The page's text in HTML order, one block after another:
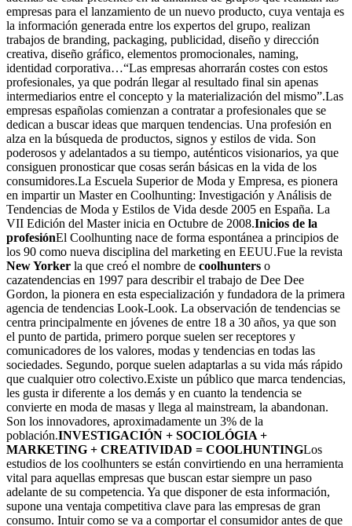
empresas para el lanzamiento de un nuevo producto, cuya ventaja es
la información generada entre los expertos del grupo, realizan
trabajos de branding, packaging, publicidad, diseño y dirección
creativa, diseño gráfico, elementos promocionales, naming,
identidad corporativa…“Las empresas ahorrarán costes con estos
profesionales, ya que podrán llegar al resultado final sin apenas
intermediarios entre el concepto y la materialización del mismo”.Las
empresas españolas comienzan a contratar a profesionales que se
dedican a buscar ideas que marquen tendencias. Una profesión en
alza en la búsqueda de productos, signos y estilos de vida. Son
poderosos y adelantados a su tiempo, auténticos visionarios, ya que
consiguen pronosticar que cosas serán básicas en la vida de los
consumidores.La Escuela Superior de Moda y Empresa, es pionera
en impartir un Master en Coolhunting: Investigación y Análisis de
Tendencias de Moda y Estilos de Vida desde 2005 en España. La
VII Edición del Master inicia en Octubre de 2008.Inicios de la
profesiónEl Coolhunting nace de forma espontánea a principios de
los 90 como nueva disciplina del marketing en EEUU.Fue la revista
New Yorker la que creó el nombre de coolhunters o
cazatendencias en 1997 para describir el trabajo de Dee Dee
Gordon, la pionera en esta especialización y fundadora de la primera
agencia de tendencias Look-Look. La observación de tendencias se
centra principalmente en jóvenes de entre 18 a 30 años, ya que son
el punto de partida, primero porque suelen ser receptores y
comunicadores de los valores, modas y tendencias en todas las
sociedades. Segundo, porque suelen adaptarlas a su vida más rápido
que cualquier otro colectivo.Existe un público que marca tendencias,
les gusta ir diferente a los demás y en cuanto la tendencia se
convierte en moda de masas y llega al mainstream, la abandonan.
Son los innovadores, aproximadamente un 3% de la
población.INVESTIGACIÓN + SOCIOLÓGIA +
MARKETING + CREATIVIDAD = COOLHUNTINGLos
estudios de los coolhunters se están convirtiendo en una herramienta
vital para aquellas empresas que buscan estar siempre un paso
adelante de su competencia. Ya que disponer de esta información,
supone una ventaja competitiva clave para las empresas de gran
consumo. Intuir como se va a comportar el consumidor antes de que